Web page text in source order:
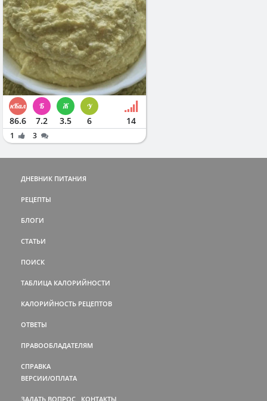
86.6 7.2 3.5 6 14
1 3
ДНЕВНИК ПИТАНИЯ
РЕЦЕПТЫ
БЛОГИ
СТАТЬИ
ПОИСК
ТАБЛИЦА КАЛОРИЙНОСТИ
КАЛОРИЙНОСТЬ РЕЦЕПТОВ
ОТВЕТЫ
ПРАВООБЛАДАТЕЛЯМ
СПРАВКА
ВЕРСИИ/ОПЛАТА
ЗАДАТЬ ВОПРОС КОНТАКТЫ